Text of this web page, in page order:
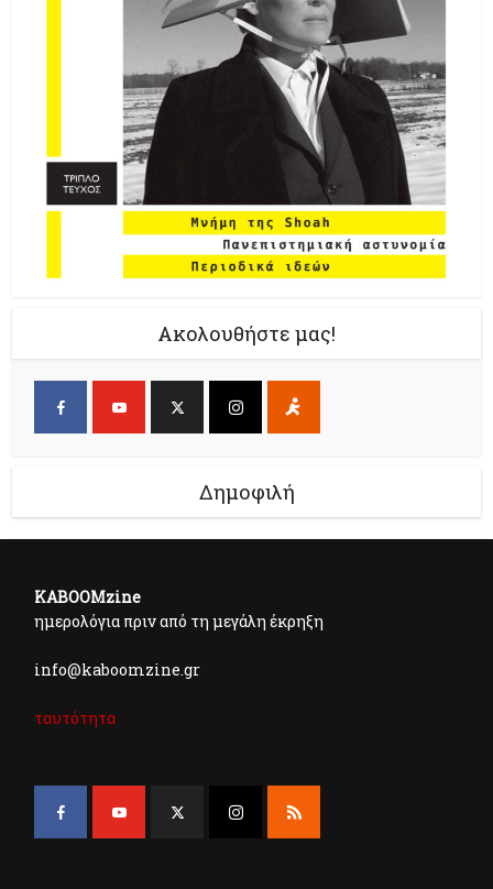
Ακολουθήστε μας!
Δημοφιλή
KABOOMzine
ημερολόγια πριν από τη μεγάλη έκρηξη
info@kaboomzine.gr
ταυτότητα